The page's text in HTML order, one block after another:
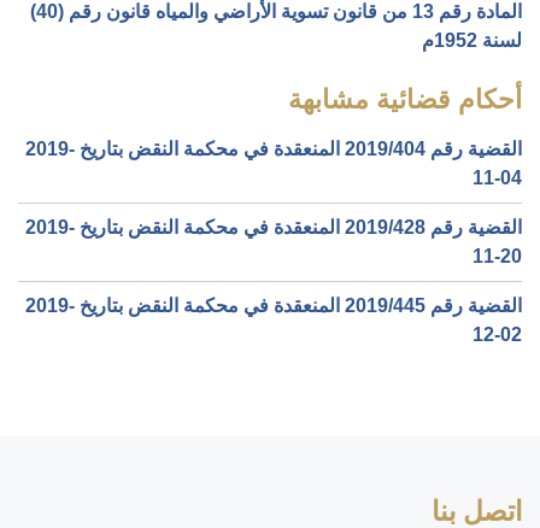
المادة رقم 13 من قانون تسوية الأراضي والمياه قانون رقم (40)
لسنة 1952م
أحكام قضائية مشابهة
القضية رقم ‎404‏/‎2019‏ المنعقدة في محكمة النقض بتاريخ ‎2019-
11-04‏
القضية رقم ‎428‏/‎2019‏ المنعقدة في محكمة النقض بتاريخ ‎2019-
11-20‏
القضية رقم ‎445‏/‎2019‏ المنعقدة في محكمة النقض بتاريخ ‎2019-
12-02‏
اتصل بنا